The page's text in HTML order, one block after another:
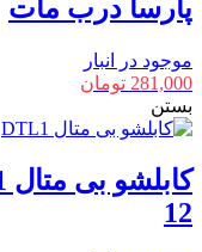
پارسا درب مات
موجود در انبار
281,000 تومان
بستن
12